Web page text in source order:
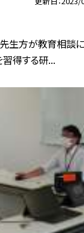
生方が教育相談
得する研...